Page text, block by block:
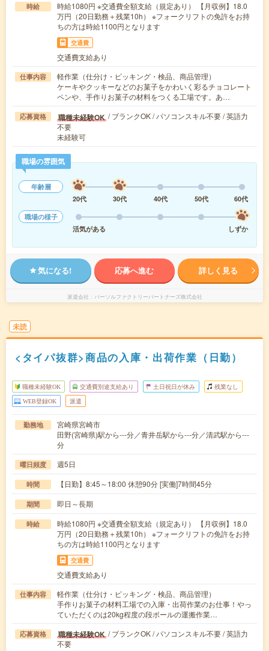
時給
時給1080円 ※交通費全額支給（規定あり） 【月収例】18.0
万円（20日勤務＋残業10h） ※フォークリフトの免許をお持
ちの方は時給1100円となります
交通費
交通費支給あり
仕事内容
軽作業（仕分け・ピッキング・検品、商品管理）
ケーキやクッキーなどのお菓子をかわいく彩るチョコレート
ペンや、手作りお菓子の材料をつくる工場です。あ…
応募資格 職種未経験OK / ブランクOK / パソコンスキル不要 / 英語力
不要
未経験可
職場の雰囲気
年齢層
20代
30代 40代 50代
60代
職場の様子
活気がある
しずか
気になる! 応募へ進む 詳しく見る
派遣会社 パーソルファクトリーパートナーズ株式会社
未読
<タイパ抜群>商品の入庫・出荷作業（日勤）
職種未経験OK 交通費別途支給あり 土日祝日が休み 残業なし
WEB登録OK 派遣
勤務地
宮崎県宮崎市
田野(宮崎県)駅から---分／青井岳駅から---分／清武駅から---
分
曜日頻度 週5日
時間 【日勤】8:45～18:00 休憩90分 [実働]7時間45分
期間 即日～長期
時給
時給1080円 ※交通費全額支給（規定あり） 【月収例】18.0
万円（20日勤務＋残業10h） ※フォークリフトの免許をお持
ちの方は時給1100円となります
交通費
交通費支給あり
仕事内容
軽作業（仕分け・ピッキング・検品、商品管理）
手作りお菓子の材料工場での入庫・出荷作業のお仕事！やっ
ていただくのは20kg程度の段ボールの運搬作業…
応募資格 職種未経験OK / ブランクOK / パソコンスキル不要 / 英語力
不要